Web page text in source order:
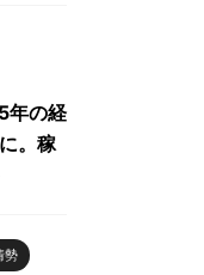
年の経
。稼
勢